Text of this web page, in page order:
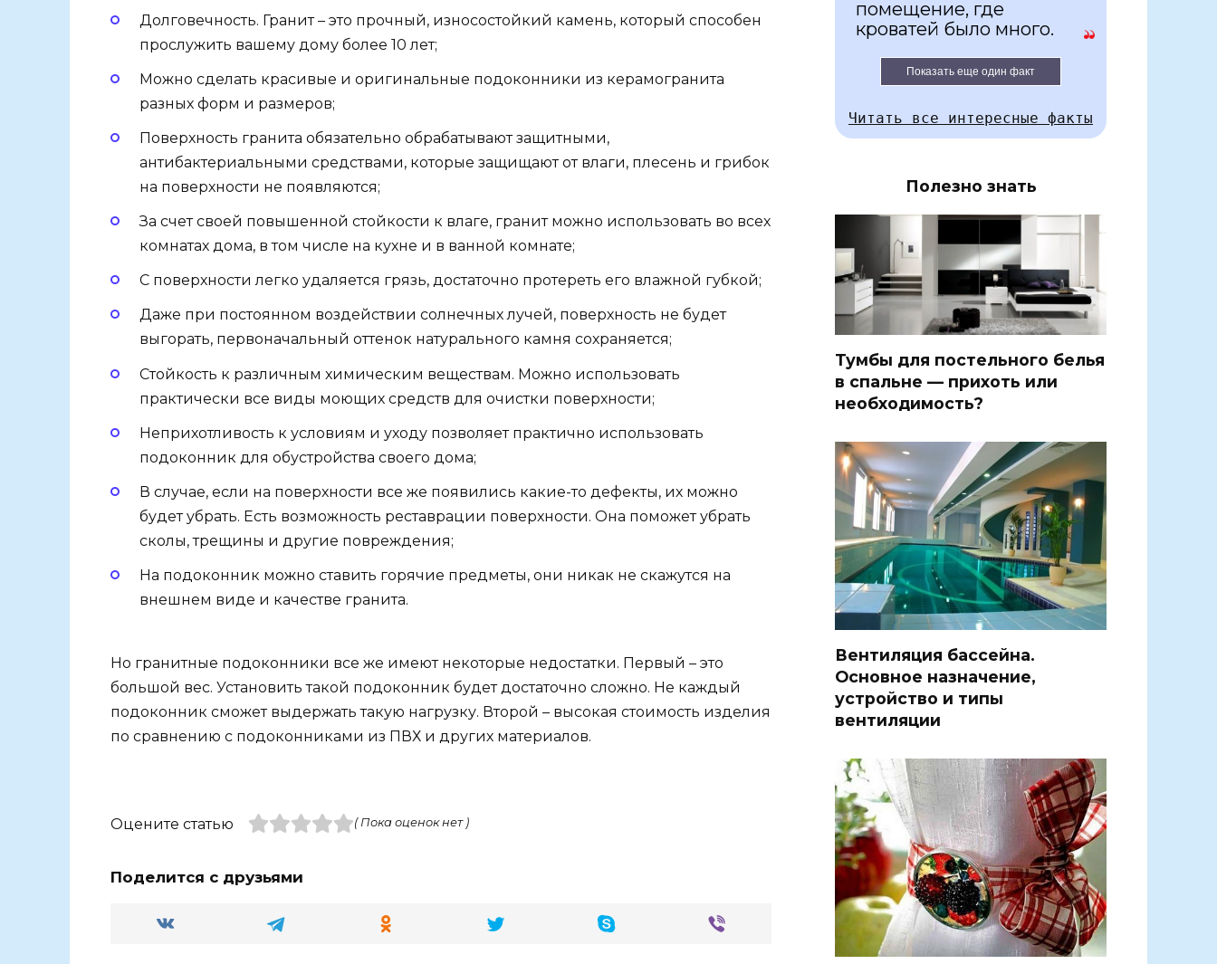
Долговечность. Гранит – это прочный, износостойкий камень, который способен
прослужить вашему дому более 10 лет;
Можно сделать красивые и оригинальные подоконники из керамогранита
разных форм и размеров;
Поверхность гранита обязательно обрабатывают защитными,
антибактериальными средствами, которые защищают от влаги, плесень и грибок
на поверхности не появляются;
За счет своей повышенной стойкости к влаге, гранит можно использовать во всех
комнатах дома, в том числе на кухне и в ванной комнате;
С поверхности легко удаляется грязь, достаточно протереть его влажной губкой;
Даже при постоянном воздействии солнечных лучей, поверхность не будет
выгорать, первоначальный оттенок натурального камня сохраняется;
Стойкость к различным химическим веществам. Можно использовать
практически все виды моющих средств для очистки поверхности;
Неприхотливость к условиям и уходу позволяет практично использовать
подоконник для обустройства своего дома;
В случае, если на поверхности все же появились какие-то дефекты, их можно
будет убрать. Есть возможность реставрации поверхности. Она поможет убрать
сколы, трещины и другие повреждения;
На подоконник можно ставить горячие предметы, они никак не скажутся на
внешнем виде и качестве гранита.
Но гранитные подоконники все же имеют некоторые недостатки. Первый – это
большой вес. Установить такой подоконник будет достаточно сложно. Не каждый
подоконник сможет выдержать такую нагрузку. Второй – высокая стоимость изделия
по сравнению с подоконниками из ПВХ и других материалов.
Оцените статью ( Пока оценок нет )
Поделится с друзьями
помещение, где
кроватей было много.
Показать еще один факт
Читать все интересные факты
Полезно знать
Тумбы для постельного белья
в спальне — прихоть или
необходимость?
Вентиляция бассейна.
Основное назначение,
устройство и типы
вентиляции